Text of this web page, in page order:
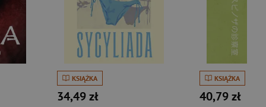
KSIĄŻKA
34,49 zł
KSIĄŻKA
40,79 zł